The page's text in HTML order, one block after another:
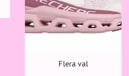
Flera val